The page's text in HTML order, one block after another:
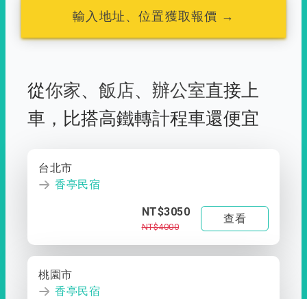
輸入地址、位置獲取報價 →
從你家、 飯店、 辦公室直接上
車， 比搭高鐵轉計程車還便宜
台北市
香亭民宿
NT$3050
NT$4000
查看
桃園市
香亭民宿